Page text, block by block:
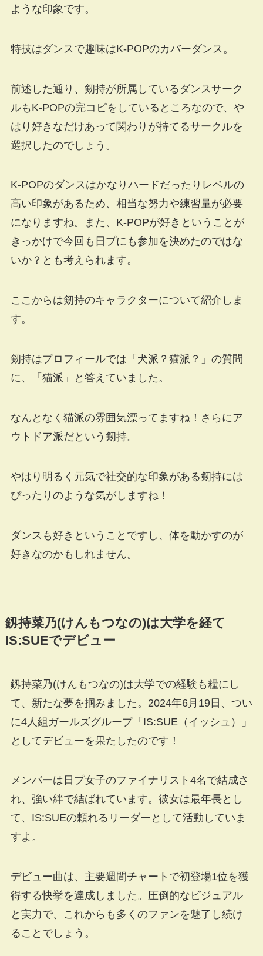
ような印象です。
特技はダンスで趣味はK-POPのカバーダンス。
前述した通り、剱持が所属しているダンスサーク
ルもK-POPの完コピをしているところなので、や
はり好きなだけあって関わりが持てるサークルを
選択したのでしょう。
K-POPのダンスはかなりハードだったりレベルの
高い印象があるため、相当な努力や練習量が必要
になりますね。また、K-POPが好きということが
きっかけで今回も日プにも参加を決めたのではな
いか？とも考えられます。
ここからは剱持のキャラクターについて紹介しま
す。
剱持はプロフィールでは「犬派？猫派？」の質問
に、「猫派」と答えていました。
なんとなく猫派の雰囲気漂ってますね！さらにア
ウトドア派だという剱持。
やはり明るく元気で社交的な印象がある剱持には
ぴったりのような気がしますね！
ダンスも好きということですし、体を動かすのが
好きなのかもしれません。
釼持菜乃(けんもつなの)は大学を経て
IS:SUEでデビュー
釼持菜乃(けんもつなの)は大学での経験も糧にし
て、新たな夢を掴みました。2024年6月19日、つい
に4人組ガールズグループ「IS:SUE（イッシュ）」
としてデビューを果たしたのです！
メンバーは日プ女子のファイナリスト4名で結成さ
れ、強い絆で結ばれています。彼女は最年長とし
て、IS:SUEの頼れるリーダーとして活動していま
すよ。
デビュー曲は、主要週間チャートで初登場1位を獲
得する快挙を達成しました。圧倒的なビジュアル
と実力で、これからも多くのファンを魅了し続け
ることでしょう。